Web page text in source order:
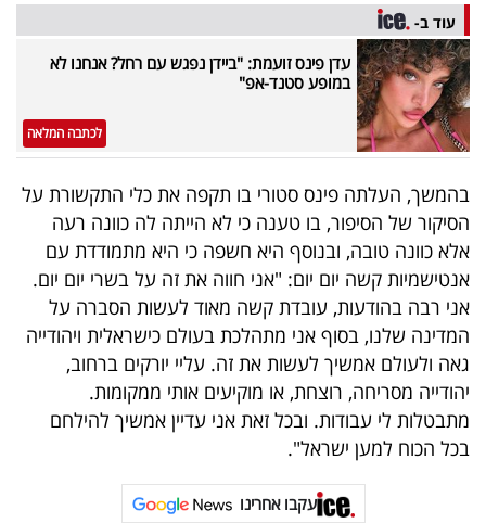
פעולה
דרושים
מייל
אדום
פרסמו
באייס
עוד ב-
עדן פינס זועמת: "ביידן נפגש עם רחל? אנחנו לא
במופע סטנד-אפ"
לכתבה המלאה
בהמשך, העלתה פינס סטורי בו תקפה את כלי התקשורת על
הסיקור של הסיפור, בו טענה כי לא הייתה לה כוונה רעה
אלא כוונה טובה, ובנוסף היא חשפה כי היא מתמודדת עם
אנטישמיות קשה יום יום: "אני חווה את זה על בשרי יום יום.
אני רבה בהודעות, עובדת קשה מאוד לעשות הסברה על
המדינה שלנו, בסוף אני מתהלכת בעולם כישראלית ויהודייה
גאה ולעולם אמשיך לעשות את זה. עליי יורקים ברחוב,
יהודייה מסריחה, רוצחת, או מוקיעים אותי ממקומות.
מתבטלות לי עבודות. ובכל זאת אני עדיין אמשיך להילחם
בכל הכוח למען ישראל".
עקבו אחרינו